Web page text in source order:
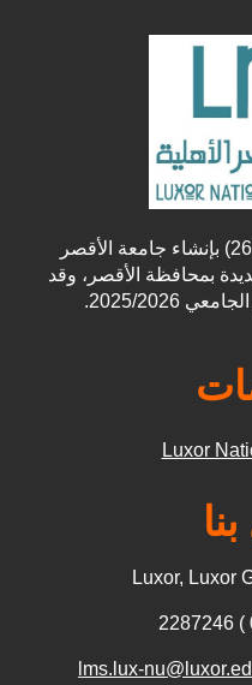
صدر القرار الجمهوري رقم (265) بإنشاء جامعة الأقصر
بمحافظة الأقصر، وقد
2025/2026.
Luxor
Luxor, Luxor
lms.lux-